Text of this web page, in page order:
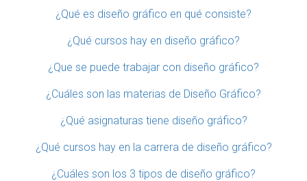
¿Qué es diseño gráfico en qué consiste?
¿Qué cursos hay en diseño gráfico?
¿Que se puede trabajar con diseño gráfico?
¿Cuáles son las materias de Diseño Gráfico?
¿Qué asignaturas tiene diseño gráfico?
¿Qué cursos hay en la carrera de diseño gráfico?
¿Cuáles son los 3 tipos de diseño gráfico?